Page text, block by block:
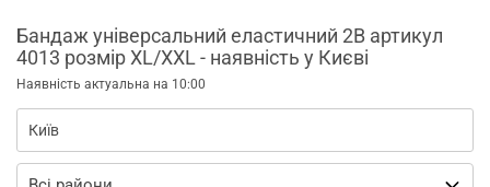
Бандаж універсальний еластичний 2B артикул
4013 розмір XL/XXL - наявність у Києві
Наявність актуальна на 10:00